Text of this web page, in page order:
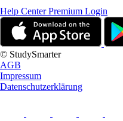
Help CenterPremium Login
© StudySmarter
AGB
Impressum
Datenschutzerklärung